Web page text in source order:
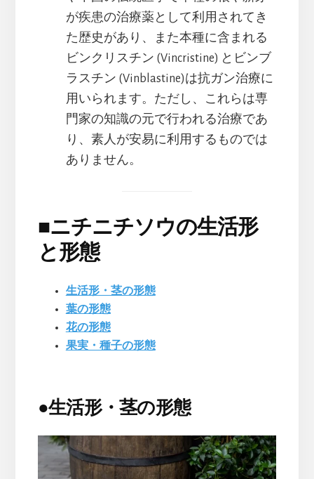
が疾患の治療薬として利用されてき
た歴史があり、また本種に含まれる
ビンクリスチン (Vincristine) とビンブ
ラスチン (Vinblastine)は抗ガン治療に
用いられます。ただし、これらは専
門家の知識の元で行われる治療であ
り、素人が安易に利用するものでは
ありません。
■ニチニチソウの生活形
と形態
生活形・茎の形態
葉の形態
花の形態
果実・種子の形態
●生活形・茎の形態